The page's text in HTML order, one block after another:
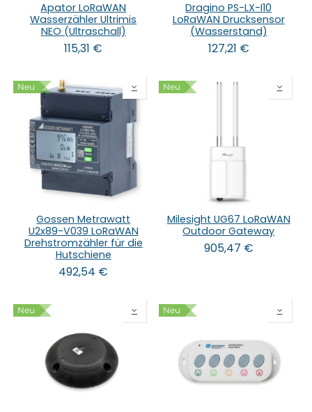
Apator LoRaWAN
Wasserzähler Ultrimis
NEO (Ultraschall)
115,31 €
Dragino PS-LX-I10
LoRaWAN Drucksensor
(Wasserstand)
127,21 €
Neu
Gossen Metrawatt
U2x89-V039 LoRaWAN
Drehstromzähler für die
Hutschiene
492,54 €
Neu
Milesight UG67 LoRaWAN
Outdoor Gateway
905,47 €
Neu Neu